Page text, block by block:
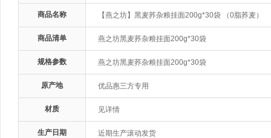
商品名称 【燕之坊】黑麦荞杂粮挂面200g*30袋 （0脂荞麦）
商品清单 燕之坊黑麦荞杂粮挂面200g*30袋
规格参数 燕之坊黑麦荞杂粮挂面200g*30袋
原产地 优品惠三方专用
材质 见详情
生产日期 近期生产滚动发货